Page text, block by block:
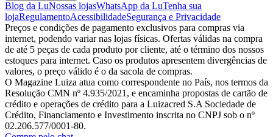
Blog da LuNossas lojasWhatsApp da LuTenha sua
lojaRegulamentoAcessibilidadeSegurança e Privacidade
Preços e condições de pagamento exclusivos para compras via
internet, podendo variar nas lojas físicas. Ofertas válidas na compra
de até 5 peças de cada produto por cliente, até o término dos nossos
estoques para internet. Caso os produtos apresentem divergências de
valores, o preço válido é o da sacola de compras.
O Magazine Luiza atua como correspondente no País, nos termos da
Resolução CMN nº 4.935/2021, e encaminha propostas de cartão de
crédito e operações de crédito para a Luizacred S.A Sociedade de
Crédito, Financiamento e Investimento inscrita no CNPJ sob o nº
02.206.577/0001-80.